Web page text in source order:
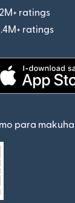
ratings
ratings
para